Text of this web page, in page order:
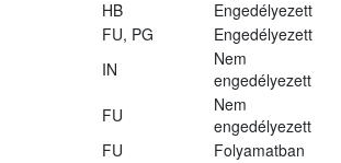
HB
Engedélyezett
FU, PG
Engedélyezett
IN
Nem
engedélyezett
FU
Nem
engedélyezett
FU
Folyamatban